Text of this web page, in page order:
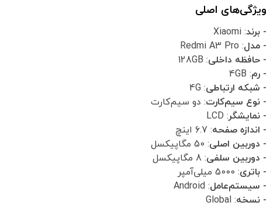
ویژگی‌های اصلی
- برند: Xiaomi
- مدل: Redmi A3 Pro
- حافظه داخلی: 128GB
- رم: 4GB
- شبکه ارتباطی: 4G
- نوع سیم‌کارت: دو سیم‌کارت
- نمایشگر: LCD
- اندازه صفحه: 6.7 اینچ
- دوربین اصلی: 50 مگاپیکسل
- دوربین سلفی: 8 مگاپیکسل
- باتری: 5000 میلی‌آمپر
- سیستم‌عامل: Android
- نسخه: Global